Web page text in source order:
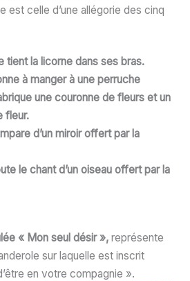
est celle d’une allégorie des cinq
tient la licorne dans ses bras.
à manger à une perruche
une couronne de fleurs et un
fleur.
d’un miroir offert par la
le chant d’un oiseau offert par la
« Mon seul désir »,représente
sur laquelle est inscrit
en votre compagnie ».